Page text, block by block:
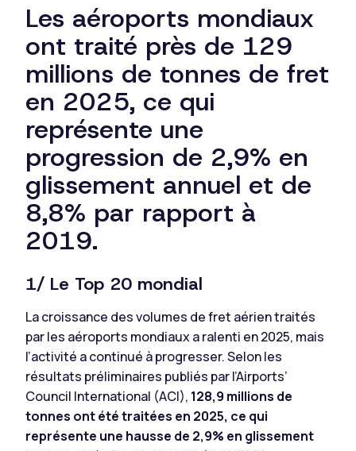
Les aéroports mondiaux
ont traité près de 129
millions de tonnes de fret
en 2025, ce qui
représente une
progression de 2,9% en
glissement annuel et de
8,8% par rapport à
2019.
1/ Le Top 20 mondial
La croissance des volumes de fret aérien traités
par les aéroports mondiaux a ralenti en 2025, mais
l’activité a continué à progresser. Selon les
résultats préliminaires publiés par l’Airports’
Council International (ACI), 128,9 millions de
tonnes ont été traitées en 2025, ce qui
représente une hausse de 2,9% en glissement